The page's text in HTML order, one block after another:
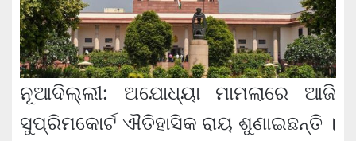
ନୂଆଦିଲ୍ଲୀ: ଅଯୋଧ୍ୟା ମାମଲାରେ ଆଜି
ସୁପ୍ରିମକୋର୍ଟ ଐତିହାସିକ ରାୟ ଶୁଣାଇଛନ୍ତି ।